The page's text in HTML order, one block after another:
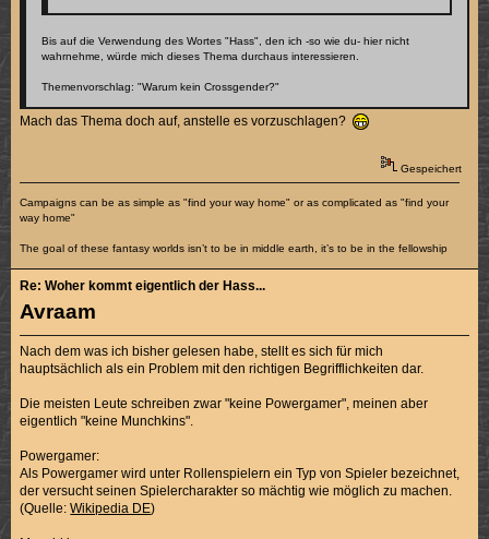
Bis auf die Verwendung des Wortes "Hass", den ich -so wie du- hier nicht
wahrnehme, würde mich dieses Thema durchaus interessieren.
Themenvorschlag: "Warum kein Crossgender?"
Mach das Thema doch auf, anstelle es vorzuschlagen?
Gespeichert
Campaigns can be as simple as "find your way home" or as complicated as "find your
way home"
The goal of these fantasy worlds isn’t to be in middle earth, it’s to be in the fellowship
Avraam
Re: Woher kommt eigentlich der Hass...
Nach dem was ich bisher gelesen habe, stellt es sich für mich
hauptsächlich als ein Problem mit den richtigen Begrifflichkeiten dar.
Die meisten Leute schreiben zwar "keine Powergamer", meinen aber
eigentlich "keine Munchkins".
Powergamer:
Als Powergamer wird unter Rollenspielern ein Typ von Spieler bezeichnet,
der versucht seinen Spielercharakter so mächtig wie möglich zu machen.
(Quelle:Wikipedia DE)